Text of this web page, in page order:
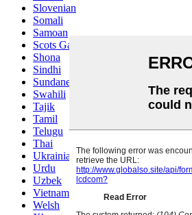
Slovenian
Somali
Samoan
Scots Gaelic
Shona
Sindhi
Sundanese
Swahili
Tajik
Tamil
Telugu
Thai
Ukrainian
Urdu
Uzbek
Vietnamese
Welsh